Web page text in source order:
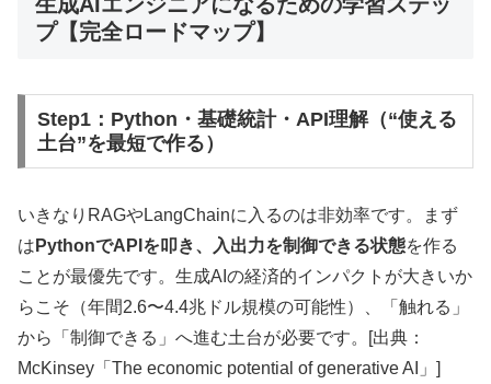
プ【完全ロードマップ】
Step1：Python・基礎統計・API理解（“使える
土台”を最短で作る）
いきなりRAGやLangChainに入るのは非効率です。まず
は PythonでAPIを叩き、入出力を制御できる状態を作る
ことが最優先です。生成AIの経済的インパクトが大きいか
らこそ（年間2.6〜4.4兆ドル規模の可能性）、「触れる」
から「制御できる」へ進む土台が必要です。[出典：
McKinsey「The economic potential of generative AI」]